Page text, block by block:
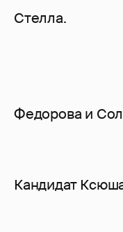
Стелла.
Федорова и
Кандидат